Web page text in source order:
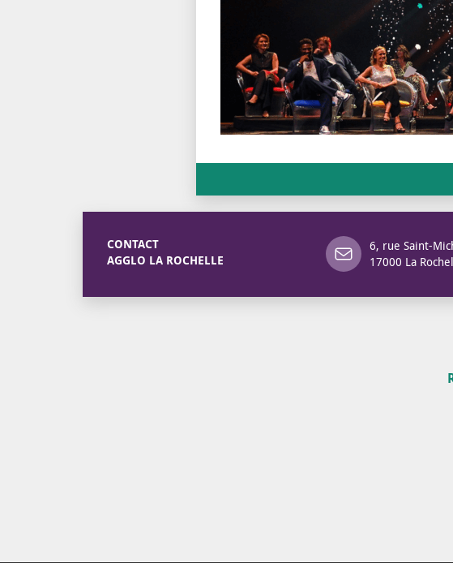
CONTACT
AGGLO LA ROCHELLE
6, rue Saint-
17000 La